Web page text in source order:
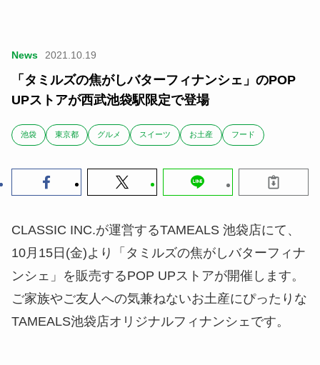
News 2021.10.19
「タミルズの焦がしバターフィナンシェ」のPOP
UPストアが西武池袋駅限定で登場
池袋 東京都 グルメ スイーツ お土産 フード
CLASSIC INC.が運営するTAMEALS 池袋店にて、
10月15日(金)より「タミルズの焦がしバターフィナ
ンシェ」を販売するPOP UPストアが開催します。
ご家族やご友人への気兼ねないお土産にぴったりな
TAMEALS池袋店オリジナルフィナンシェです。